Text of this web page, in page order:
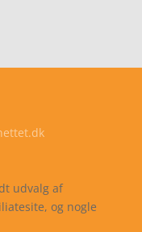
udvalg af
og nogle